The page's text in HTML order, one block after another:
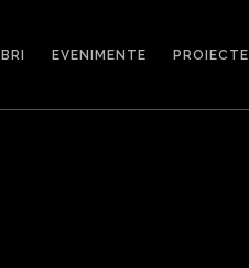
EVENIMENTE PROIECTE